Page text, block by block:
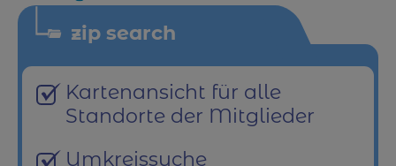
zip search
Kartenansicht für alle
Standorte der Mitglieder
Umkreissuche